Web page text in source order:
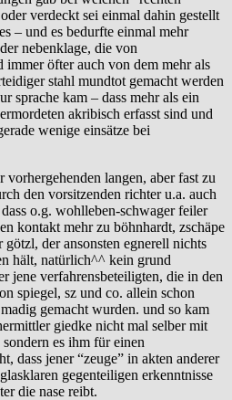
verdeckt sei einmal dahin gestellt
– und es bedurfte einmal mehr
nebenklage, die von
immer öfter auch von dem mehr als
stahl mundtot gemacht werden
sprache kam – dass mehr als ein
akribisch erfasst sind und
wenige einsätze bei
langen, aber fast zu
den vorsitzenden richter u.a. auch
o.g. wohlleben-schwager feiler
kontakt mehr zu böhnhardt, zschäpe
der ansonsten egnerell nichts
hält, natürlich^^ kein grund
jene verfahrensbeteiligten, die in den
spiegel, sz und co. allein schon
gemacht wurden. und so kam
giedke nicht mal selber mit
es ihm für einen
dass jener “zeuge” in akten anderer
gegenteiligen erkenntnisse
die nase reibt.